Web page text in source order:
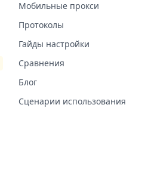
Мобильные прокси
Протоколы
Гайды настройки
Сравнения
Блог
Сценарии использования